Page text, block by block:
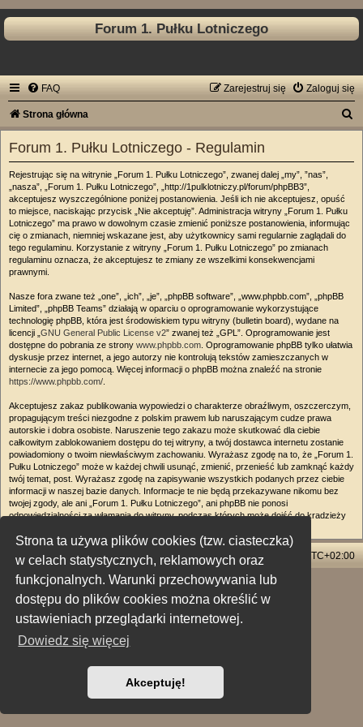
Strona ta używa plików cookies (tzw. ciasteczka)
w celach statystycznych, reklamowych oraz
funkcjonalnych. Warunki przechowywania lub
dostępu do plików cookies można określić w
ustawieniach przeglądarki internetowej.
Dowiedz się więcej
Akceptuję!
Forum 1. Pułku Lotniczego
FAQ Zaloguj się
Zarejestruj się
Strona główna
Forum 1. Pułku Lotniczego - Regulamin
Rejestrując się na witrynie „Forum 1. Pułku Lotniczego”, zwanej dalej „my”, ”nas”,
„nasza”, „Forum 1. Pułku Lotniczego”, „http://1pulklotniczy.pl/forum/phpBB3”,
akceptujesz wyszczególnione poniżej postanowienia. Jeśli ich nie akceptujesz, opuść
to miejsce, naciskając przycisk „Nie akceptuję”. Administracja witryny „Forum 1. Pułku
Lotniczego” ma prawo w dowolnym czasie zmienić poniższe postanowienia, informując
cię o zmianach, niemniej wskazane jest, aby użytkownicy sami regularnie zaglądali do
tego regulaminu. Korzystanie z witryny „Forum 1. Pułku Lotniczego” po zmianach
regulaminu oznacza, że akceptujesz te zmiany ze wszelkimi konsekwencjami
prawnymi.
Nasze fora zwane też „one”, „ich”, „je”, „phpBB software”, „www.phpbb.com”, „phpBB
Limited”, „phpBB Teams” działają w oparciu o oprogramowanie wykorzystujące
technologię phpBB, która jest środowiskiem typu witryny (bulletin board), wydane na
licencji „ GNU General Public License v2” zwanej też „GPL”. Oprogramowanie jest
dostępne do pobrania ze strony www.phpbb.com . Oprogramowanie phpBB tylko ułatwia
dyskusje przez internet, a jego autorzy nie kontrolują tekstów zamieszczanych w
internecie za jego pomocą. Więcej informacji o phpBB można znaleźć na stronie
https://www.phpbb.com/
Akceptujesz zakaz publikowania wypowiedzi o charakterze obraźliwym, oszczerczym,
propagującym treści niezgodne z polskim prawem lub naruszającym cudze prawa
autorskie i dobra osobiste. Naruszenie tego zakazu może skutkować dla ciebie
całkowitym zablokowaniem dostępu do tej witryny, a twój dostawca internetu zostanie
powiadomiony o twoim niewłaściwym zachowaniu. Wyrażasz zgodę na to, że „Forum 1.
Pułku Lotniczego” może w każdej chwili usunąć, zmienić, przenieść lub zamknąć każdy
twój temat, post. Wyrażasz zgodę na zapisywanie wszystkich podanych przez ciebie
informacji w naszej bazie danych. Informacje te nie będą przekazywane nikomu bez
twojej zgody, ale ani „Forum 1. Pułku Lotniczego”, ani phpBB nie ponosi
odpowiedzialności za włamania do witryny, podczas których może dojść do kradzieży
Strona główna Strefa czasowa UTC+02:00
Usuń ciasteczka witryny
Technologię dostarcza phpBB® Forum Software © phpBB Limited
Polski pakiet językowy dostarczaphpBB.pl
Zasady ochrony danych osobowych |Regulamin